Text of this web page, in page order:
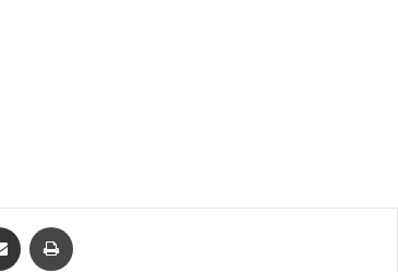
Compartilhar via e-mail